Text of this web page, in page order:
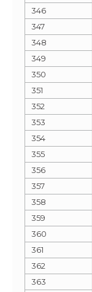
346
347
348
349
350
351
352
353
354
355
356
357
358
359
360
361
362
363